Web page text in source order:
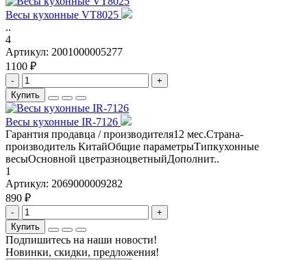
Весы кухонные VT8025
..
4
Артикул: 2001000005277
1100 ₽
-
+
Купить
Весы кухонные IR-7126
Гарантия продавца / производителя12 мес.Страна-
производитель КитайОбщие параметрыТипкухонные
весыОсновной цветразноцветныйДополнит..
1
Артикул: 2069000009282
890 ₽
-
+
Купить
Подпишитесь на наши новости!
Новинки, скидки, предложения!